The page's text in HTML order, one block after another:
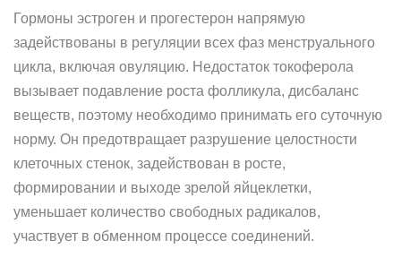
Гормоны эстроген и прогестерон напрямую
задействованы в регуляции всех фаз менструального
цикла, включая овуляцию. Недостаток токоферола
вызывает подавление роста фолликула, дисбаланс
веществ, поэтому необходимо принимать его суточную
норму. Он предотвращает разрушение целостности
клеточных стенок, задействован в росте,
формировании и выходе зрелой яйцеклетки,
уменьшает количество свободных радикалов,
участвует в обменном процессе соединений.